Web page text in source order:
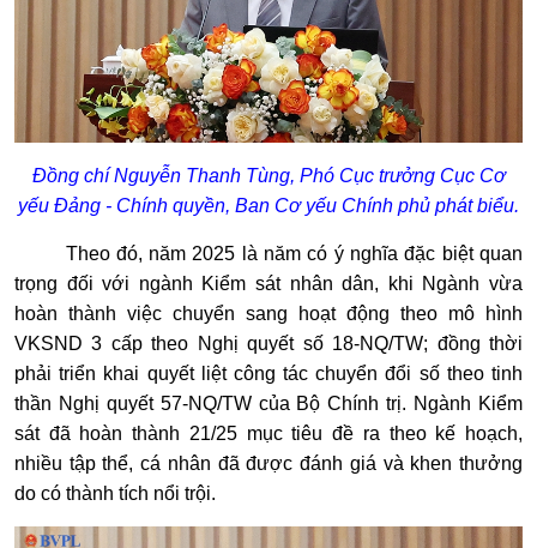
Đồng chí Nguyễn Thanh Tùng, Phó Cục trưởng Cục Cơ
yếu Đảng - Chính quyền, Ban Cơ yếu Chính phủ phát biểu.
Theo đó, năm 2025 là năm có ý nghĩa đặc biệt quan
trọng đối với ngành Kiểm sát nhân dân, khi Ngành vừa
hoàn thành việc chuyển sang hoạt động theo mô hình
VKSND 3 cấp theo Nghị quyết số 18-NQ/TW; đồng thời
phải triển khai quyết liệt công tác chuyển đổi số theo tinh
thần Nghị quyết 57-NQ/TW của Bộ Chính trị. Ngành Kiểm
sát đã hoàn thành 21/25 mục tiêu đề ra theo kế hoạch,
nhiều tập thể, cá nhân đã được đánh giá và khen thưởng
do có thành tích nổi trội.